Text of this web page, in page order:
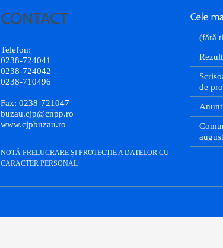
Telefon:
0238-724041
0238-724042
0238-710496
Fax: 0238-721047
buzau.cjp@cnpp.ro
www.cjpbuzau.ro
NOTĂ PRELUCRARE ȘI PROTECȚIE A DATELOR CU
CARACTER PERSONAL
(fără
de